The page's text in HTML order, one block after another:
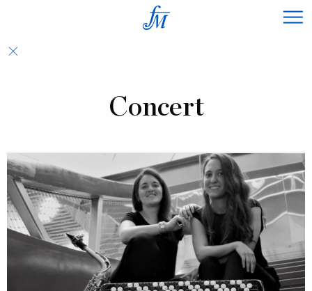
×
Concert